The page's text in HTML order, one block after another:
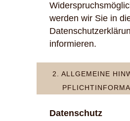
werden wir Sie in
informieren.
2. ALLGEMEINE
Datenschutz